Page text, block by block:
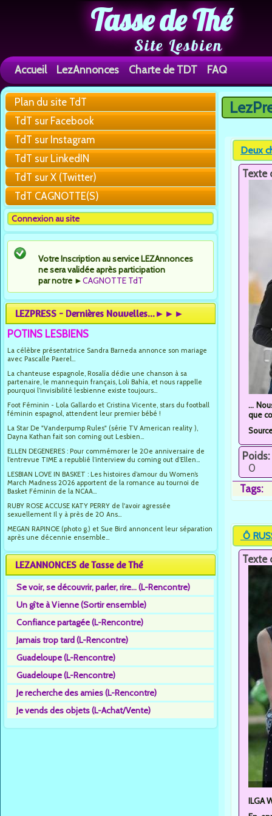
Tasse de Thé
Site Lesbien
Accueil LezAnnonces Charte de TDT FAQ
Plan du site TdT
TdT sur Facebook
TdT sur Instagram
TdT sur LinkedIN
TdT sur X (Twitter)
TdT CAGNOTTE(S)
Connexion au site
Votre Inscription au service LEZAnnonces
ne sera validée après participation
par notre ►CAGNOTTE TdT
LEZPRESS - Dernières Nouvelles...►►►
POTINS LESBIENS
La célèbre présentatrice Sandra Barneda annonce son mariage
avec Pascalle Paerel...
La chanteuse espagnole, Rosalía dédie une chanson à sa
partenaire, le mannequin français, Loli Bahía, et nous rappelle
pourquoi l’invisibilité lesbienne existe toujours...
Foot Féminin - Lola Gallardo et Cristina Vicente, stars du football
féminin espagnol, attendent leur premier bébé !
La Star De "Vanderpump Rules" (série TV American reality ),
Dayna Kathan fait son coming out Lesbien...
ELLEN DEGENERES : Pour commémorer le 20e anniversaire de
l’entrevue TIME a republié l’interview du coming out d’Ellen...
LESBIAN LOVE IN BASKET : Les histoires d’amour du Women’s
March Madness 2026 apportent de la romance au tournoi de
Basket Féminin de la NCAA...
RUBY ROSE ACCUSE KATY PERRY de l'avoir agressée
sexuellement Il y à près de 20 Ans...
MEGAN RAPINOE (photo g.) et Sue Bird annoncent leur séparation
après une décennie ensemble...
LEZANNONCES de Tasse de Thé
Se voir, se découvrir, parler, rire... (L-Rencontre)
Un gîte à Vienne (Sortir ensemble)
Confiance partagée (L-Rencontre)
Jamais trop tard (L-Rencontre)
Guadeloupe (L-Rencontre)
Guadeloupe (L-Rencontre)
Je recherche des amies (L-Rencontre)
Je vends des objets (L-Achat/Vente)
Vous
Deux
Texte
...
que
Poids:
0
Tags:
Ô
Texte
ILGA